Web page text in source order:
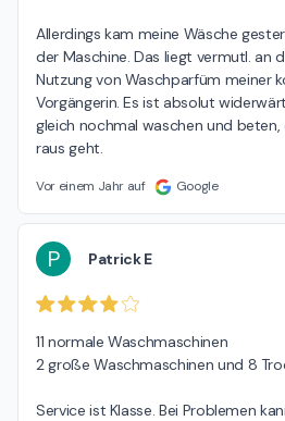
Allerdings kam meine Wäsche
der Maschine. Das liegt vermutl. an
Nutzung von Waschparfüm meiner
Vorgängerin. Es ist absolut
gleich nochmal waschen und
raus geht.
Vor einem Jahr auf Google
P Patrick E
11 normale Waschmaschinen
2 große Waschmaschinen und 8
Service ist Klasse. Bei Problemen